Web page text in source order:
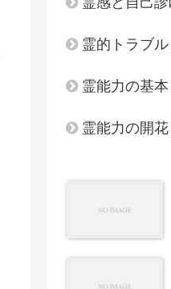
霊的トラブ
霊能力の基本
霊能力の開